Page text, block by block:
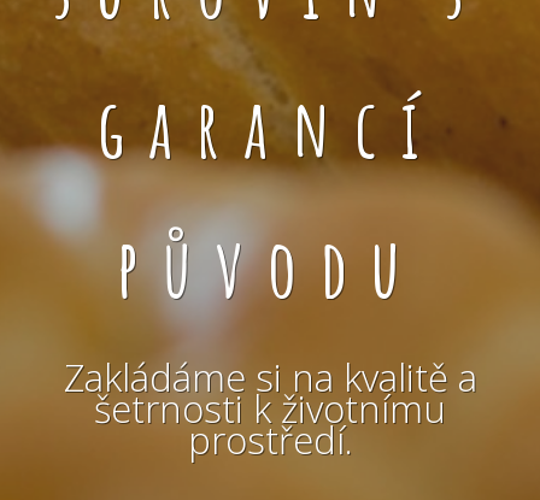
garancí
původu
Zakládáme si na kvalitě a
šetrnosti k životnímu
prostředí.